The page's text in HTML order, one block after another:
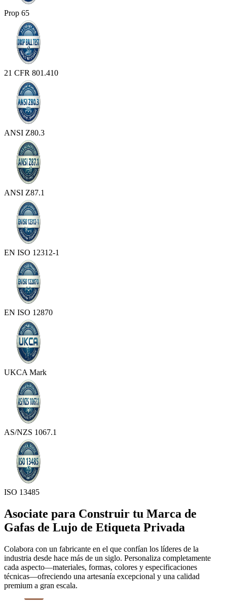
Prop 65
21 CFR 801.410
ANSI Z80.3
ANSI Z87.1
EN ISO 12312-1
EN ISO 12870
UKCA Mark
AS/NZS 1067.1
ISO 13485
Asociate para Construir tu Marca de
Gafas de Lujo de Etiqueta Privada
Colabora con un fabricante en el que confían los líderes de la
industria desde hace más de un siglo. Personaliza completamente
cada aspecto—materiales, formas, colores y especificaciones
técnicas—ofreciendo una artesanía excepcional y una calidad
premium a gran escala.